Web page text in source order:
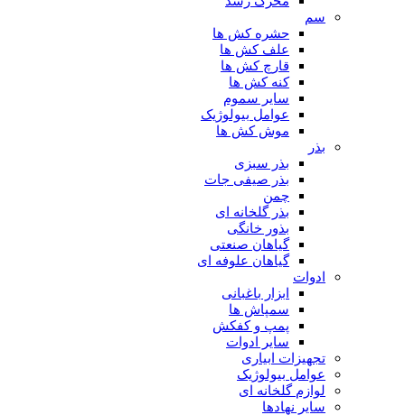
سم
حشره کش ها
علف کش ها
قارچ کش ها
کنه کش ها
سایر سموم
عوامل بیولوژیک
موش کش ها
بذر
بذر سبزی
بذر صیفی جات
چمن
بذر گلخانه ای
بذور خانگی
گیاهان صنعتی
گیاهان علوفه ای
ادوات
ابزار باغبانی
سمپاش ها
پمپ و کفکش
سایر ادوات
تجهیزات ابیاری
عوامل بیولوژیک
لوازم گلخانه ای
سایر نهادها